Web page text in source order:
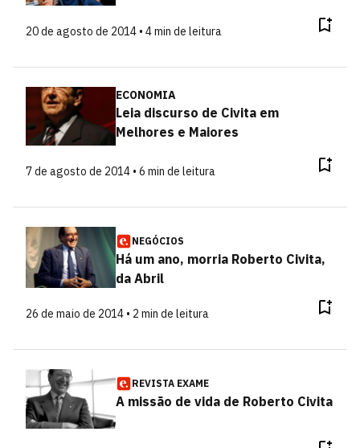
20 de agosto de 2014 • 4 min de leitura
ECONOMIA
Leia discurso de Civita em
Melhores e Maiores
7 de agosto de 2014 • 6 min de leitura
NEGÓCIOS
Há um ano, morria Roberto Civita,
da Abril
26 de maio de 2014 • 2 min de leitura
REVISTA EXAME
A missão de vida de Roberto Civita